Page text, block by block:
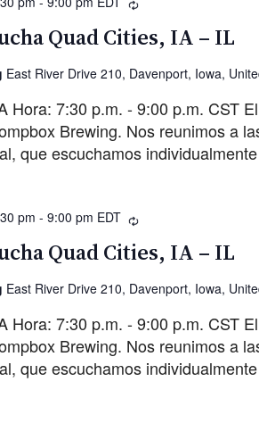
Quad Cities, IA – IL
East River Drive 210, Davenport, Iowa,
Hora: 7:30 p.m. - 9:00 p.m. CST
Brewing. Nos reunimos a
que escuchamos
pm - 9:00 pm EDT Recurrente
Quad Cities, IA – IL
East River Drive 210, Davenport, Iowa,
Hora: 7:30 p.m. - 9:00 p.m. CST
Brewing. Nos reunimos a
que escuchamos